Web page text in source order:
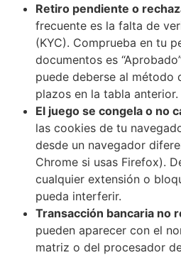
Retiro pendiente o
frecuente es la falta de
(KYC). Comprueba en tu
documentos es
puede deberse al método
plazos en la tabla anterior.
El juego se congela o no
las cookies de tu
desde un navegador
Chrome si usas Firefox).
cualquier extensión o
pueda interferir.
Transacción bancaria no
pueden aparecer con el
matriz o del procesador